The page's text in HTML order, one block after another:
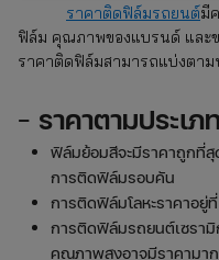
ราคาติดฟิล์มรถยนต์มี
ฟิล์ม คุณภาพของแบรนด์ และ
ราคาติดฟิล์มสามารถแบ่งตา
– ราคาตามประเ
ฟิล์มย้อมสีจะมีราคาถูกที่
การติดฟิล์มรอบคัน
การติดฟิล์มโลหะราคาอ
การติดฟิล์มรถยนต์เซรามิ
คุณภาพสูงอาจมีราคามา